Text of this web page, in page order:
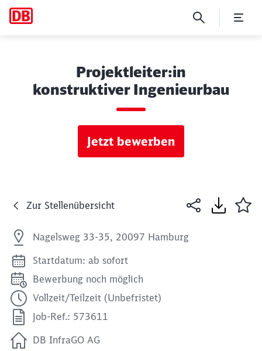
Projektleiter:in
konstruktiver Ingenieurbau
Jetzt bewerben
Zur Stellenübersicht
Nagelsweg 33-35, 20097 Hamburg
Startdatum: ab sofort
Bewerbung noch möglich
Vollzeit/Teilzeit (Unbefristet)
Job-Ref.: 573611
DB InfraGO AG